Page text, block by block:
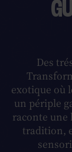
Des
exotique où
un périple
raconte une
tradition,